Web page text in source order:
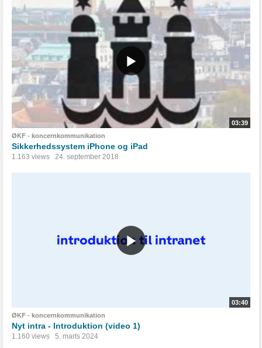
03:39
ØKF - koncernkommunikation
Sikkerhedssystem iPhone og iPad
1.163 views 24. september 2018
03:40
ØKF - koncernkommunikation
Nyt intra - Introduktion (video 1)
1.160 views 5. marts 2024